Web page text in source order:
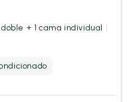
doble + 1 cama individual